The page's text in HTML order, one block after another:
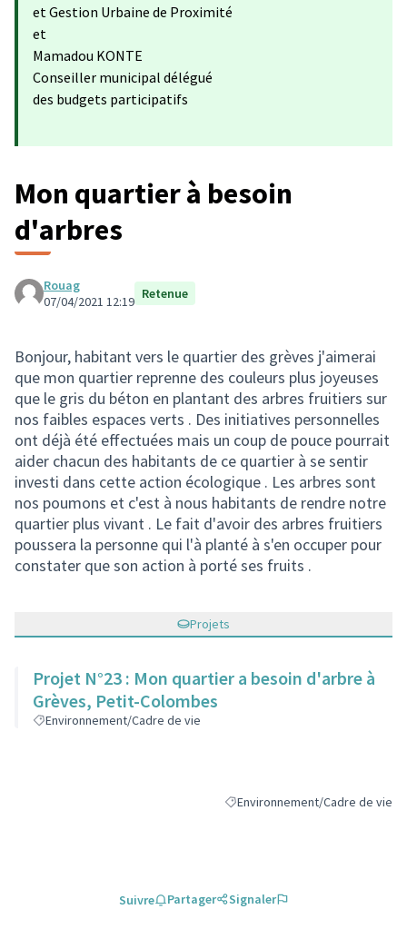
et Gestion Urbaine de Proximité
et
Mamadou KONTE
Conseiller municipal délégué
des budgets participatifs
Mon quartier à besoin
d'arbres
Rouag
07/04/2021 12:19 Retenue
Bonjour, habitant vers le quartier des grèves j'aimerai
que mon quartier reprenne des couleurs plus joyeuses
que le gris du béton en plantant des arbres fruitiers sur
nos faibles espaces verts . Des initiatives personnelles
ont déjà été effectuées mais un coup de pouce pourrait
aider chacun des habitants de ce quartier à se sentir
investi dans cette action écologique . Les arbres sont
nos poumons et c'est à nous habitants de rendre notre
quartier plus vivant . Le fait d'avoir des arbres fruitiers
poussera la personne qui l'à planté à s'en occuper pour
constater que son action à porté ses fruits .
Projets
Projet N°23 : Mon quartier a besoin d'arbre à
Grèves, Petit-Colombes
Environnement/Cadre de vie
Filtrer les résultats de la
Environnement/Cadre de vie
Suivre Partager Signaler